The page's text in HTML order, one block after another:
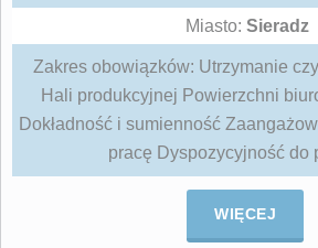
Miasto: Sieradz
Zakres obowiązków: Utrzymanie
Hali produkcyjnej Powierzchni
Dokładność i sumienność
pracę Dyspozycyjność do
WIĘCEJ